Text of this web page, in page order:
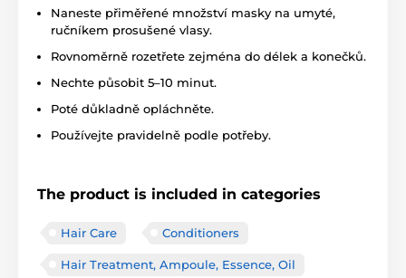
Naneste přiměřené množství masky na umyté,
ručníkem prosušené vlasy.
Rovnoměrně rozetřete zejména do délek a konečků.
Nechte působit 5–10 minut.
Poté důkladně opláchněte.
Používejte pravidelně podle potřeby.
The product is included in categories
Hair Care Conditioners
Hair Treatment, Ampoule, Essence, Oil